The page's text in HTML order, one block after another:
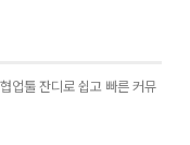
업툴 잔디로 쉽고 빠른 커뮤